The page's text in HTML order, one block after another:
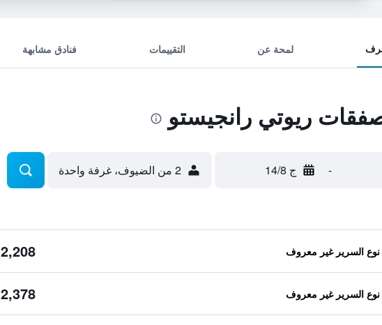
لمحة عن التقييمات فنادق مشابهة
ريوتي رانجيستو
- ج 14/8 2 من الضيوف، غرفة واحدة
2,208 ﷼
2,378 ﷼